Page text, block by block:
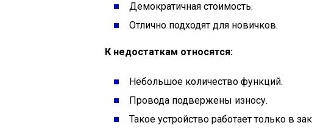
Демократичная стоимость.
Отлично подходят для новичков.
К недостаткам относятся:
Небольшое количество функций.
Провода подвержены износу.
Такое устройство работает только в